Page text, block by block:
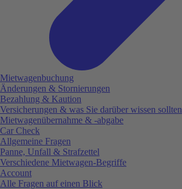
Mietwagenbuchung
Änderungen & Stornierungen
Bezahlung & Kaution
Versicherungen & was Sie darüber wissen sollten
Mietwagenübernahme & -abgabe
Car Check
Allgemeine Fragen
Panne, Unfall & Strafzettel
Verschiedene Mietwagen-Begriffe
Account
Alle Fragen auf einen Blick